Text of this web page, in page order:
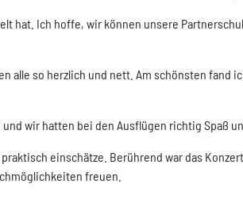
hat. Ich hoffe, wir können unsere
alle so herzlich und nett. Am schönsten fand
wir hatten bei den Ausflügen richtig Spaß
einschätze. Berührend war das
freuen.